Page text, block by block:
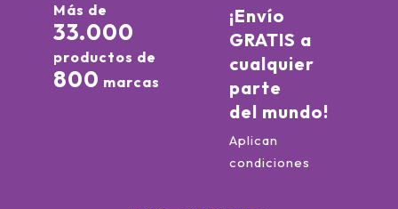
Más de
33.000
productos de
800 marcas
¡Envío
GRATIS a
cualquier
parte
del mundo!
Aplican
condiciones